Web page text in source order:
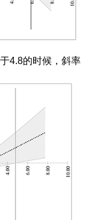
4.8的时候，斜率